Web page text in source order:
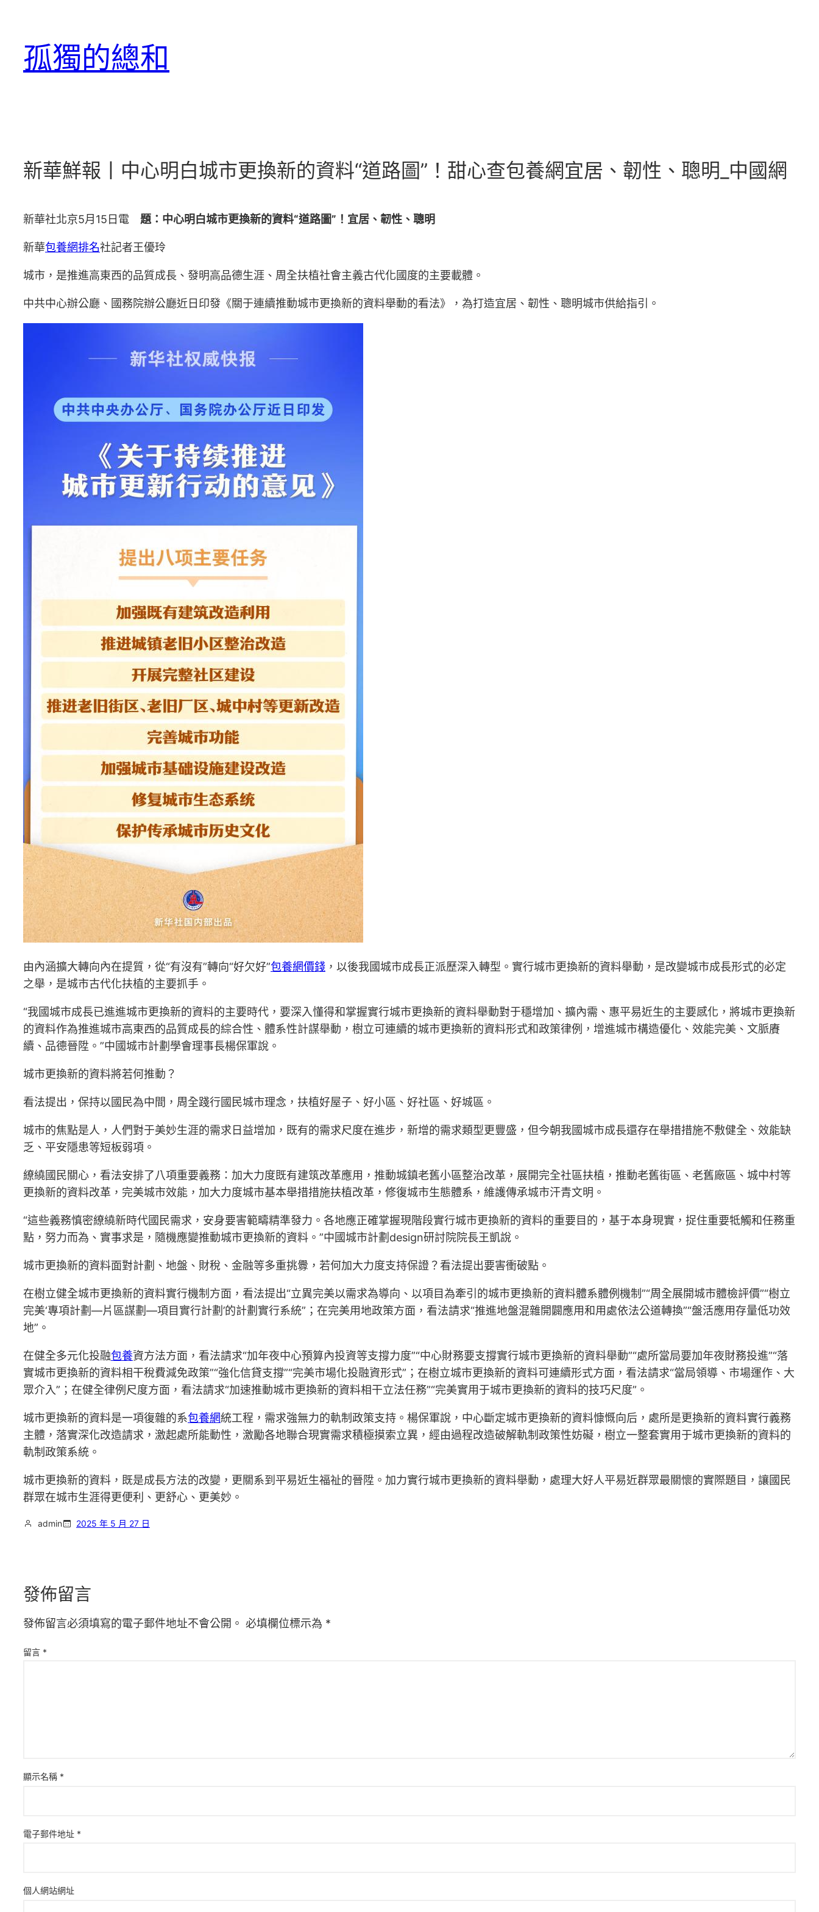
孤獨的總和
新華鮮報丨中心明白城市更換新的資料“道路圖”！甜心查包養網宜居、韌性、聰明_中國網
新華社北京5月15日電 題：中心明白城市更換新的資料“道路圖”！宜居、韌性、聰明
新華包養網排名社記者王優玲
城市，是推進高東西的品質成長、發明高品德生涯、周全扶植社會主義古代化國度的主要載體。
中共中心辦公廳、國務院辦公廳近日印發《關于連續推動城市更換新的資料舉動的看法》，為打造宜居、韌性、聰明城市供給指引。
由內涵擴大轉向內在提質，從“有沒有”轉向“好欠好”包養網價錢 ，以後我國城市成長正派歷深入轉型。實行城市更換新的資料舉動，是改變城市成長形式的必定
之舉，是城市古代化扶植的主要抓手。
“我國城市成長已進進城市更換新的資料的主要時代，要深入懂得和掌握實行城市更換新的資料舉動對于穩增加、擴內需、惠平易近生的主要感化，將城市更換新
的資料作為推進城市高東西的品質成長的綜合性、體系性計謀舉動，樹立可連續的城市更換新的資料形式和政策律例，增進城市構造優化、效能完美、文脈賡
續、品德晉陞。”中國城市計劃學會理事長楊保軍說。
城市更換新的資料將若何推動？
看法提出，保持以國民為中間，周全踐行國民城市理念，扶植好屋子、好小區、好社區、好城區。
城市的焦點是人，人們對于美妙生涯的需求日益增加，既有的需求尺度在進步，新增的需求類型更豐盛，但今朝我國城市成長還存在舉措措施不敷健全、效能缺
乏、平安隱患等短板弱項。
繚繞國民關心，看法安排了八項重要義務：加大力度既有建筑改革應用，推動城鎮老舊小區整治改革，展開完全社區扶植，推動老舊街區、老舊廠區、城中村等
更換新的資料改革，完美城市效能，加大力度城市基本舉措措施扶植改革，修復城市生態體系，維護傳承城市汗青文明。
“這些義務慎密繚繞新時代國民需求，安身要害範疇精準發力。各地應正確掌握現階段實行城市更換新的資料的重要目的，基于本身現實，捉住重要牴觸和任務重
點，努力而為、實事求是，隨機應變推動城市更換新的資料。”中國城市計劃design研討院院長王凱說。
城市更換新的資料面對計劃、地盤、財稅、金融等多重挑釁，若何加大力度支持保證？看法提出要害衝破點。
在樹立健全城市更換新的資料實行機制方面，看法提出“立異完美以需求為導向、以項目為牽引的城市更換新的資料體系體例機制”“周全展開城市體檢評價”“樹立
完美‘專項計劃—片區謀劃—項目實行計劃’的計劃實行系統”；在完美用地政策方面，看法請求“推進地盤混雜開闢應用和用處依法公道轉換”“盤活應用存量低功效
地”。
在健全多元化投融包養資方法方面，看法請求“加年夜中心預算內投資等支撐力度”“中心財務要支撐實行城市更換新的資料舉動”“處所當局要加年夜財務投進”“落
實城市更換新的資料相干稅費減免政策”“強化信貸支撐”“完美市場化投融資形式”；在樹立城市更換新的資料可連續形式方面，看法請求“當局領導、市場運作、大
眾介入”；在健全律例尺度方面，看法請求“加速推動城市更換新的資料相干立法任務”“完美實用于城市更換新的資料的技巧尺度”。
城市更換新的資料是一項復雜的系包養網統工程，需求強無力的軌制政策支持。楊保軍說，中心斷定城市更換新的資料慷慨向后，處所是更換新的資料實行義務
主體，落實深化改造請求，激起處所能動性，激勵各地聯合現實需求積極摸索立異，經由過程改造破解軌制政策性妨礙，樹立一整套實用于城市更換新的資料的
軌制政策系統。
城市更換新的資料，既是成長方法的改變，更關系到平易近生福祉的晉陞。加力實行城市更換新的資料舉動，處理大好人平易近群眾最關懷的實際題目，讓國民
群眾在城市生涯得更便利、更舒心、更美妙。
admin 2025 年 5 月 27 日
發佈留言
發佈留言必須填寫的電子郵件地址不會公開。 必填欄位標示為 *
留言 *
顯示名稱 *
電子郵件地址 *
個人網站網址